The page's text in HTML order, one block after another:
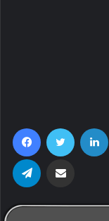
FacebookTwitter
Telegram Share via Email